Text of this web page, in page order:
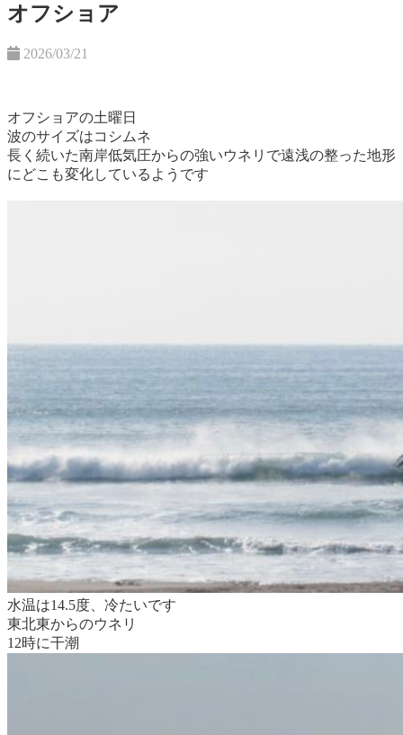
オフショア
2026/03/21
オフショアの土曜日
波のサイズはコシムネ
長く続いた南岸低気圧からの強いウネリで遠浅の整った地形
にどこも変化しているようです
水温は14.5度、冷たいです
東北東からのウネリ
12時に干潮